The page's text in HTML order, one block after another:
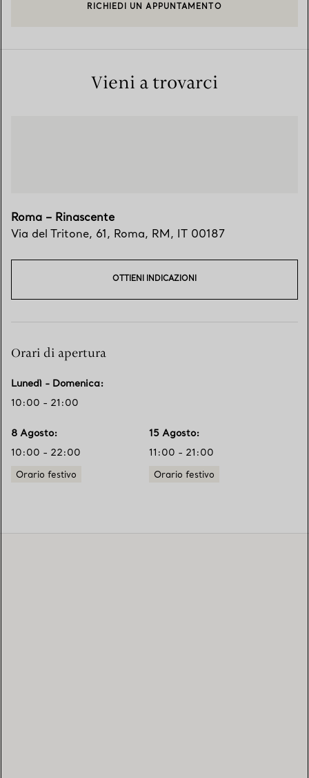
RICHIEDI UN APPUNTAMENTO
Vieni a trovarci
Roma – Rinascente
Via del Tritone, 61, Roma, RM, IT 00187
OTTIENI INDICAZIONI
Orari di apertura
Lunedì - Domenica:
10:00 - 21:00
8 Agosto:
10:00 - 22:00
Orario festivo
15 Agosto:
11:00 - 21:00
Orario festivo